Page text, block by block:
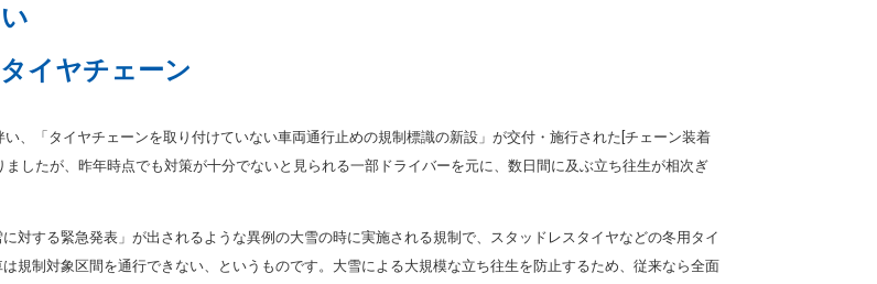
イヤチェーン
、「タイヤチェーンを取り付けていない車両通行止めの規制標識の新設」が交付・施行された[チェーン装着
したが、昨年時点でも対策が十分でないと見られる一部ドライバーを元に、数日間に及ぶ立ち往生が相次ぎ
対する緊急発表」が出されるような異例の大雪の時に実施される規制で、スタッドレスタイヤなどの冬用タイ
規制対象区間を通行できない、というものです。大雪による大規模な立ち往生を防止するため、従来なら全面